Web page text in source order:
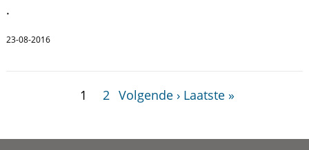
.
23-08-2016
1 2 Volgende › Laatste »